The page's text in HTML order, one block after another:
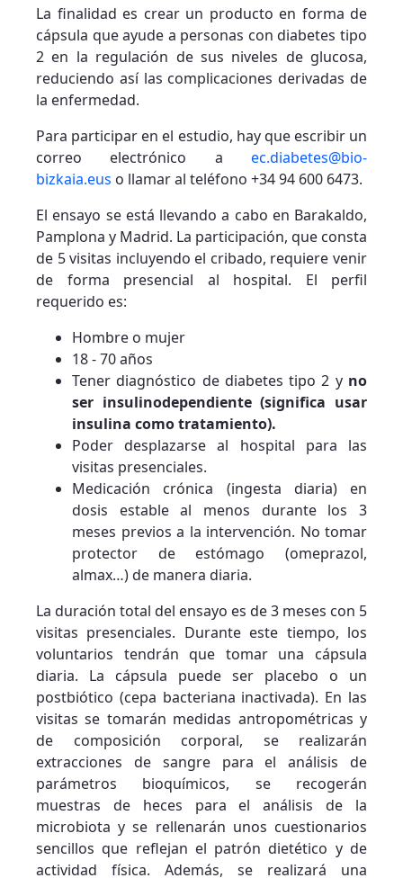
La finalidad es crear un producto en forma de
cápsula que ayude a personas con diabetes tipo
2 en la regulación de sus niveles de glucosa,
reduciendo así las complicaciones derivadas de
la enfermedad.
Para participar en el estudio, hay que escribir un
correo electrónico a ec.diabetes@bio-
bizkaia.eus o llamar al teléfono +34 94 600 6473.
El ensayo se está llevando a cabo en Barakaldo,
Pamplona y Madrid. La participación, que consta
de 5 visitas incluyendo el cribado, requiere venir
de forma presencial al hospital. El perfil
requerido es:
Hombre o mujer
18 - 70 años
Tener diagnóstico de diabetes tipo 2 y no
ser insulinodependiente (significa usar
insulina como tratamiento).
Poder desplazarse al hospital para las
visitas presenciales.
Medicación crónica (ingesta diaria) en
dosis estable al menos durante los 3
meses previos a la intervención. No tomar
protector de estómago (omeprazol,
almax…) de manera diaria.
La duración total del ensayo es de 3 meses con 5
visitas presenciales. Durante este tiempo, los
voluntarios tendrán que tomar una cápsula
diaria. La cápsula puede ser placebo o un
postbiótico (cepa bacteriana inactivada). En las
visitas se tomarán medidas antropométricas y
de composición corporal, se realizarán
extracciones de sangre para el análisis de
parámetros bioquímicos, se recogerán
muestras de heces para el análisis de la
microbiota y se rellenarán unos cuestionarios
sencillos que reflejan el patrón dietético y de
actividad física. Además, se realizará una